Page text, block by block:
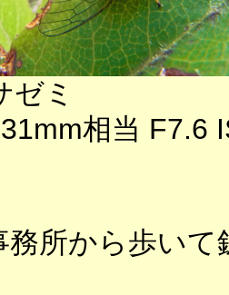
ゼミ
相当 F7.6
務所から歩い